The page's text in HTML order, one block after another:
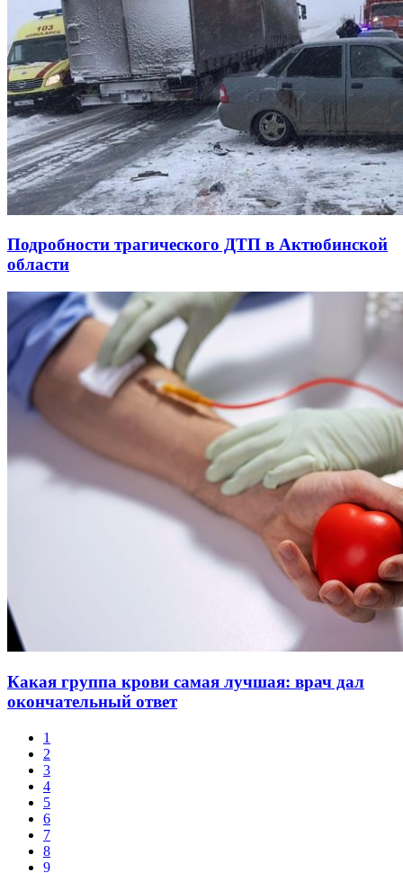
Подробности трагического ДТП в Актюбинской
области
Какая группа крови самая лучшая: врач дал
окончательный ответ
1
2
3
4
5
6
7
8
9